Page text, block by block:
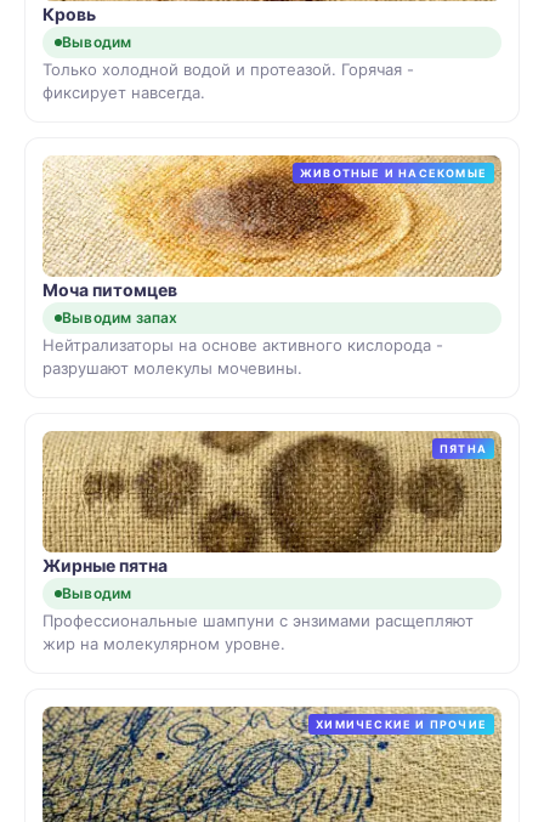
Кровь
Выводим
Только холодной водой и протеазой. Горячая -
фиксирует навсегда.
ЖИВОТНЫЕ И НАСЕКОМЫЕ
Моча питомцев
Выводим запах
Нейтрализаторы на основе активного кислорода -
разрушают молекулы мочевины.
ПЯТНА
Жирные пятна
Выводим
Профессиональные шампуни с энзимами расщепляют
жир на молекулярном уровне.
ХИМИЧЕСКИЕ И ПРОЧИЕ